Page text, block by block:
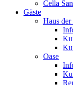
Cella
Gäste
Haus
Oase